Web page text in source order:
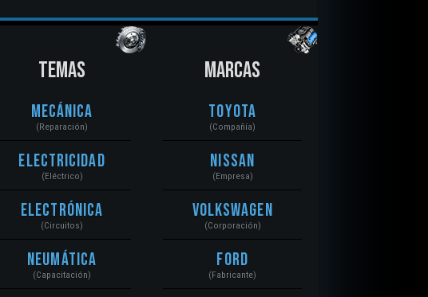
TEMAS
Mecánica
(Reparación)
Electricidad
(Eléctrico)
Electrónica
(Circuitos)
Neumática
(Capacitación)
MARCAS
Toyota
(Compañía)
Nissan
(Empresa)
Volkswagen
(Corporación)
Ford
(Fabricante)